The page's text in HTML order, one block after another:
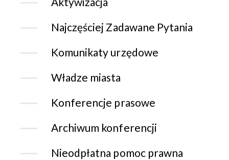
Najczęściej Zadawane Pytania
Komunikaty urzędowe
Władze miasta
Konferencje prasowe
Archiwum konferencji
Nieodpłatna pomoc prawna